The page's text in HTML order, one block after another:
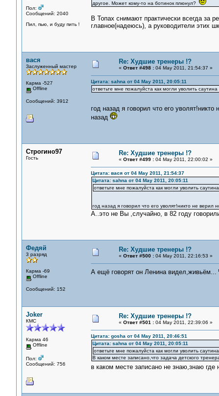
Пол:
Сообщений: 2040
Пил, пью, и буду пить !
другое. Может кому-то на ботинок плюнул?
В Топах снимают практически всегда за
главное(надеюсь), а руководители этих
вася
Заслуженный мастер
Карма -527
Offline
Сообщений: 3912
Re: Худшие тренеры !?
« Ответ #498 :04 May 2011, 21:54:37 »
Цитата: sahna от 04 May 2011, 20:05:11
ответьте мне пожалуйста как могли уволить
год назад я говорил что его
назад
Строгино97
Гость
Re: Худшие тренеры !?
« Ответ #499 :04 May 2011, 22:00:02 »
Цитата: вася от 04 May 2011, 21:54:37
Цитата: sahna от 04 May 2011, 20:05:11
ответьте мне пожалуйста как могли уволить
год назад я говорил что его уволят!никто не верил
А..это не Вы ,случайно, в 82 году
Федяй
3 разряд
Карма -69
Offline
Сообщений: 152
Re: Худшие тренеры !?
« Ответ #500 :04 May 2011, 22:16:53 »
А ещё говорят он Ленина видел,живьём...
Joker
КМС
Карма 46
Offline
Пол:
Сообщений: 756
Re: Худшие тренеры !?
« Ответ #501 :04 May 2011, 22:39:06 »
Цитата: gosha от 04 May 2011, 20:46:51
Цитата: sahna от 04 May 2011, 20:05:11
ответьте мне пожалуйста как могли уволить
В каком месте записано,что задача детского
в каком месте записано не знаю,знаю где